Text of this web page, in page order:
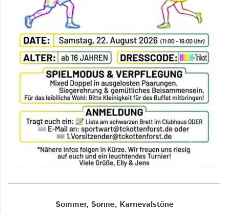
Sommer, Sonne, Karnevalstöne